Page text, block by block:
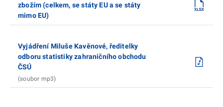
zbožím (celkem, se státy EU a se státy
mimo EU)
Vyjádření Miluše Kavěnové, ředitelky
odboru statistiky zahraničního obchodu
ČSÚ
(soubor mp3)